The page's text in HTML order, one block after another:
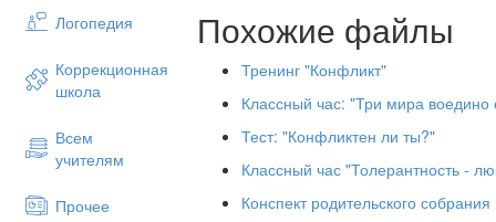
Логопедия
Коррекционная
школа
Всем
учителям
Прочее
1.Учитель поставил Артуру оценку
Ученик обижен, бурно высказывает
и выбегает из класса, громко хлопая
просит поставить оценку «4», а
знаниям, но по человеческим
учитель ставит ему оценку «4»,
терзания: «Правильно ли поступил».
Похожие файлы
Тренинг "Конфликт"
Классный час: "Три мира воедино
Тест: "Конфликтен ли ты?"
Классный час "Толерантность -
Конспект родительского